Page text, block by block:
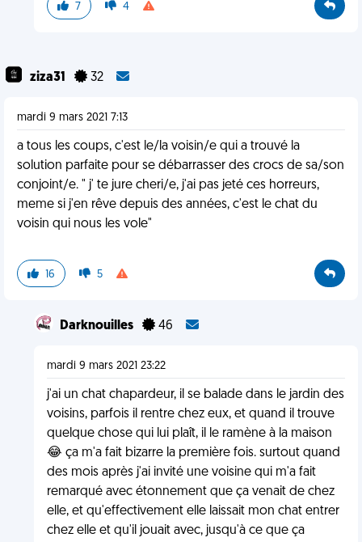
7 4
ziza31 32
mardi 9 mars 2021 7:13
a tous les coups, c'est le/la voisin/e qui a trouvé la
solution parfaite pour se débarrasser des crocs de sa/son
conjoint/e. " j' te jure cheri/e, j'ai pas jeté ces horreurs,
meme si j'en rêve depuis des années, c'est le chat du
voisin qui nous les vole"
16 5
Darknouilles 46
mardi 9 mars 2021 23:22
j'ai un chat chapardeur, il se balade dans le jardin des
voisins, parfois il rentre chez eux, et quand il trouve
quelque chose qui lui plaît, il le ramène à la maison
😂 ça m'a fait bizarre la première fois. surtout quand
des mois après j'ai invité une voisine qui m'a fait
remarqué avec étonnement que ça venait de chez
elle, et qu'effectivement elle laissait mon chat entrer
chez elle et qu'il jouait avec, jusqu'à ce que ça